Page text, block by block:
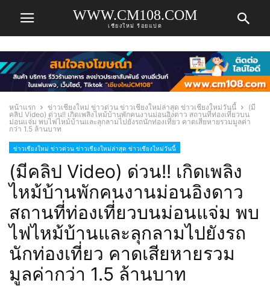
WWW.CM108.COM
เชียงใหม่ ร้อยแปด
หน้าแรก ข่าวเชียงใหม่ ข่าวด่วน ข่าวเชียงใหม่ล่าสุด ข่าวเชียงใหม่วันนี้
(มี
คลิป Video) ด่วน!! เกิดเพลิงไหม้บ้านพักคนงานม่อนอิงดาว สถานที่ท่องเที่ยวบน
ม่อนแจ่ม พบไฟไหม้บ้านและลุกลามไปยังรถนักท่องเที่ยว คาดเสียหายรวมมูลค่า
กว่า 1.5 ล้านบาท
ข่าวเชียงใหม่ ข่าวด่วน ข่าวเชียงใหม่ล่าสุด ข่าวเชียงใหม่วันนี้
(มีคลิป Video) ด่วน!! เกิดเพลิง
ไหม้บ้านพักคนงานม่อนอิงดาว
สถานที่ท่องเที่ยวบนม่อนแจ่ม พบ
ไฟไหม้บ้านและลุกลามไปยังรถ
นักท่องเที่ยว คาดเสียหายรวม
มูลค่ากว่า 1.5 ล้านบาท